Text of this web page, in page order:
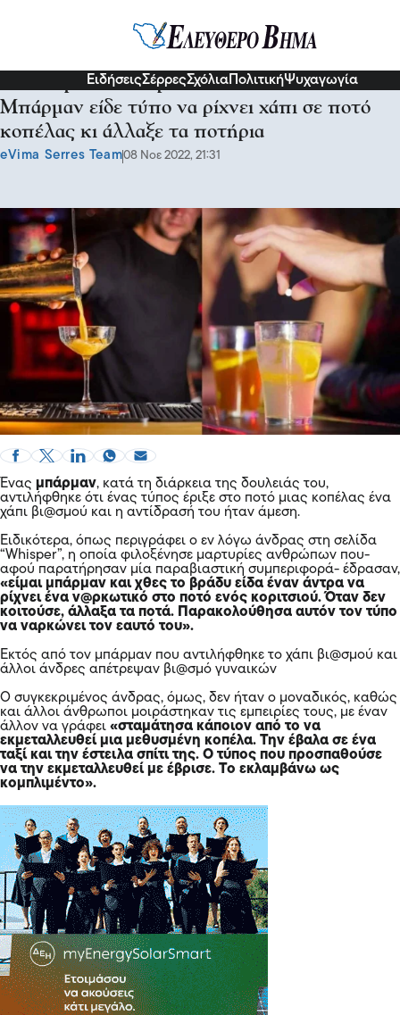
ΕιδήσειςΣέρρεςΣχόλια ΠολιτικήΨυχαγωγία
«Τον άφησα να ναρκώνει τον εαυτό του»:
Μπάρμαν είδε τύπο να ρίχνει χάπι σε ποτό
κοπέλας κι άλλαξε τα ποτήρια
eVima Serres Team08 Νοε 2022, 21:31
Ένας μπάρμαν, κατά τη διάρκεια της δουλειάς του,
αντιλήφθηκε ότι ένας τύπος έριξε στο ποτό μιας κοπέλας ένα
χάπι βι@σμού και η αντίδρασή του ήταν άμεση.
Ειδικότερα, όπως περιγράφει ο εν λόγω άνδρας στη σελίδα
“Whisper”, η οποία φιλοξένησε μαρτυρίες ανθρώπων που-
αφού παρατήρησαν μία παραβιαστική συμπεριφορά- έδρασαν,
«είμαι μπάρμαν και χθες το βράδυ είδα έναν άντρα να
ρίχνει ένα ν@ρκωτικό στο ποτό ενός κοριτσιού. Όταν δεν
κοιτούσε, άλλαξα τα ποτά. Παρακολούθησα αυτόν τον τύπο
να ναρκώνει τον εαυτό του».
Εκτός από τον μπάρμαν που αντιλήφθηκε το χάπι βι@σμού και
άλλοι άνδρες απέτρεψαν βι@σμό γυναικών
Ο συγκεκριμένος άνδρας, όμως, δεν ήταν ο μοναδικός, καθώς
και άλλοι άνθρωποι μοιράστηκαν τις εμπειρίες τους, με έναν
άλλον να γράφει «σταμάτησα κάποιον από το να
εκμεταλλευθεί μια μεθυσμένη κοπέλα. Την έβαλα σε ένα
ταξίκαι την έστειλα σπίτι της. Ο τύπος που προσπαθούσε
να την εκμεταλλευθεί με έβρισε. Το εκλαμβάνω ως
κομπλιμέντο».